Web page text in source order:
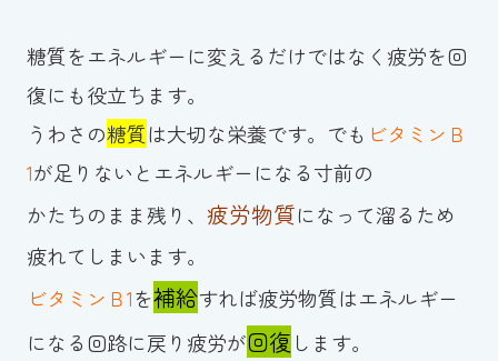
糖質をエネルギーに変えるだけではなく疲労を回
復にも役立ちます。
うわさの糖質は大切な栄養です。でも ビタミンＢ
1が足りないとエネルギーになる寸前の
かたちのまま残り、 疲労物質になって溜るため
疲れてしまいます。
ビタミンＢ1を補給すれば疲労物質はエネルギー
になる回路に戻り疲労が回復 します。